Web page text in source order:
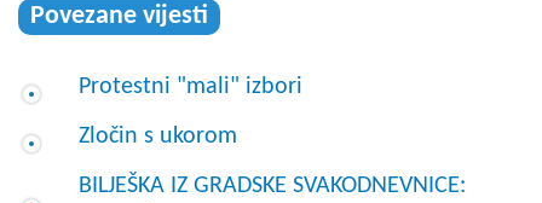
Povezane vijesti
Protestni "mali" izbori
Zločin s ukorom
BILJEŠKA IZ GRADSKE SVAKODNEVNICE: